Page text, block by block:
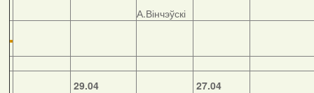
А.Вінчэўскі
29.04
27.04